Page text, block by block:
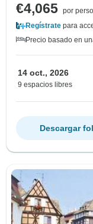
€4,065 por
Regístrate para
Precio basado en
14 oct., 2026
9 espacios libres
Descargar